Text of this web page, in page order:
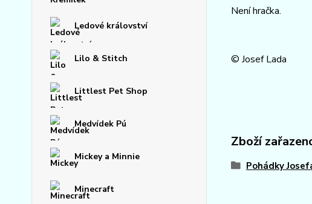
Ledové království
Lilo & Stitch
Littlest Pet Shop
Medvídek Pú
Mickey a Minnie
Minecraft
Není hračka.
© Josef Lada
Zboží
Pohádky